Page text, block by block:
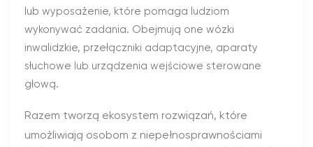
lub wyposażenie, które pomaga ludziom
wykonywać zadania. Obejmują one wózki
inwalidzkie, przełączniki adaptacyjne, aparaty
słuchowe lub urządzenia wejściowe sterowane
głową.
Razem tworzą ekosystem rozwiązań, które
umożliwiają osobom z niepełnosprawnościami